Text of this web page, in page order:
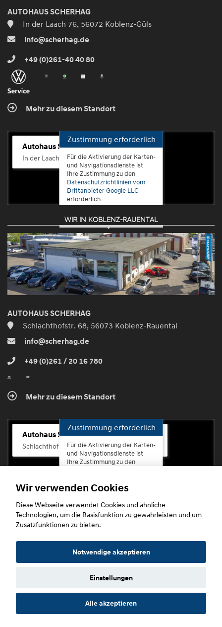
AUTOHAUS SCHERHAG
In der Laach 76, 56072 Koblenz-Güls
info@scherhag.de
+49 (0)261-40 40 80
Mehr zu diesem Standort
Autohaus Scherhag
In der Laach 76, 56072 Koblenz-Güls
Zustimmung erforderlich
Für die Aktivierung der Karten-
und Navigationsdienste ist
Ihre Zustimmung zu den
Datenschutzrichtlinien vom
Drittanbieter Google LLC
erforderlich.
Zustimmen
und
aktivieren
WIR IN KOBLENZ-RAUENTAL
AUTOHAUS SCHERHAG
Schlachthofstr. 68, 56073 Koblenz-Rauental
info@scherhag.de
+49 (0)261 / 20 16 780
Mehr zu diesem Standort
Autohaus Scherhag
Schlachthofstr. 68, 56073 Koblenz-Rauental
Zustimmung erforderlich
Für die Aktivierung der Karten-
und Navigationsdienste ist
Ihre Zustimmung zu den
erforderlich.
Zustimmen
Copyright © 2026. Autohaus Scherhag
Datenschutz Impressum
Wir verwenden Cookies
Diese Webseite verwendet Cookies und ähnliche
Technologien, um die Basisfunktion zu gewährleisten und um
Zusatzfunktionen zu bieten.
Notwendige akzeptieren
Einstellungen
Alle akzeptieren